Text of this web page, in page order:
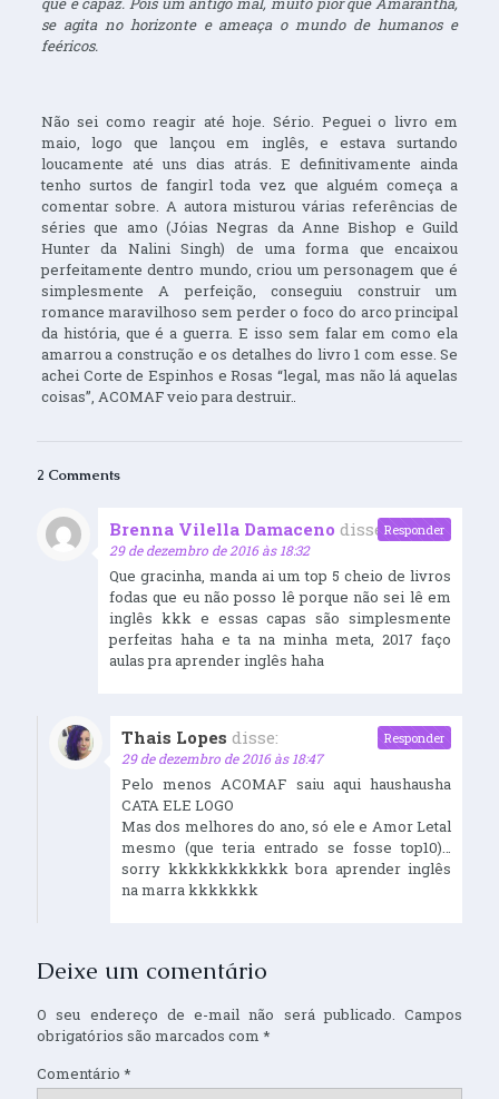
se agita no horizonte e ameaça o mundo de humanos e
feéricos.
Não sei como reagir até hoje. Sério. Peguei o livro em
maio, logo que lançou em inglês, e estava surtando
loucamente até uns dias atrás. E definitivamente ainda
tenho surtos de fangirl toda vez que alguém começa a
comentar sobre. A autora misturou várias referências de
séries que amo (Jóias Negras da Anne Bishop e Guild
Hunter da Nalini Singh) de uma forma que encaixou
perfeitamente dentro mundo, criou um personagem que é
simplesmente A perfeição, conseguiu construir um
romance maravilhoso sem perder o foco do arco principal
da história, que é a guerra. E isso sem falar em como ela
amarrou a construção e os detalhes do livro 1 com esse. Se
achei Corte de Espinhos e Rosas “legal, mas não lá aquelas
coisas”, ACOMAF veio para destruir.
2 Comments
Brenna Vilella Damaceno disse:
29 de dezembro de 2016 às 18:32
Que gracinha, manda ai um top 5 cheio de livros
fodas que eu não posso lê porque não sei lê em
inglês kkk e essas capas são simplesmente
perfeitas haha e ta na minha meta, 2017 faço
aulas pra aprender inglês haha
Responder
Thais Lopes disse:
29 de dezembro de 2016 às 18:47
Pelo menos ACOMAF saiu aqui haushausha
CATA ELE LOGO
Mas dos melhores do ano, só ele e Amor Letal
mesmo (que teria entrado se fosse top10)…
sorry kkkkkkkkkkkk bora aprender inglês
na marra kkkkkkk
Responder
Deixe um comentário
O seu endereço de e-mail não será publicado.
Campos
obrigatórios são marcados com *
Comentário *